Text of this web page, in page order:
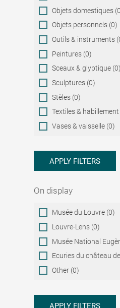
Objets domestiques
Objets personnels (0)
Outils & instruments
Peintures (0)
Sceaux & glyptique (0)
Sculptures (0)
Stèles (0)
Textiles & habillement
Vases & vaisselle (0)
APPLY FILTERS
On display
On
display
Musée du Louvre (0)
Louvre-Lens (0)
Musée National
Ecuries du château
Other (0)
APPLY FILTERS